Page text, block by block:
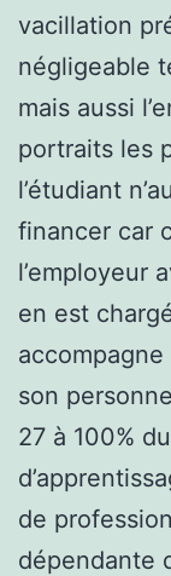
vacillation
négligeable
mais aussi
portraits les
l’étudiant
financer car
l’employeur
en est
son
27 à 100%
de
dépendante